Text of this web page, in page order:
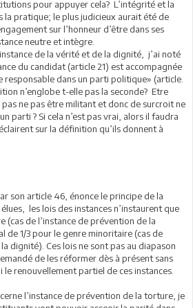
pour appuyer cela? L’intégrité et la
la pratique; le plus judicieux aurait été de
sur l’honneur d’être dans ses
neutre et intègre.
de la vérité et de la dignité, j’ai noté
du candidat (article 21) est accompagnée
responsable dans un parti politique» (article.
n’englobe t-elle pas la seconde? Etre
ne pas être militant et donc de surcroit ne
parti ? Si cela n’est pas vrai, alors il faudra
sur la définition qu’ils donnent à
son article 46, énonce le principe de la
les lois des instances n’instaurent que
(cas de l’instance de prévention de la
de 1/3 pour le genre minoritaire (cas de
dignité). Ces lois ne sont pas au diapason
de les réformer dès à présent sans
renouvellement partiel de ces instances.
l’instance de prévention de la torture, je